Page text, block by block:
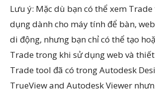
Lưu ý: Mặc dù bạn có thể xem
dụng dành cho máy tính để bàn,
di động, nhưng bạn chỉ có thể tạo
Trade trong khi sử dụng web và
Trade tool đã có trong Autodesk
TrueView and Autodesk Viewer